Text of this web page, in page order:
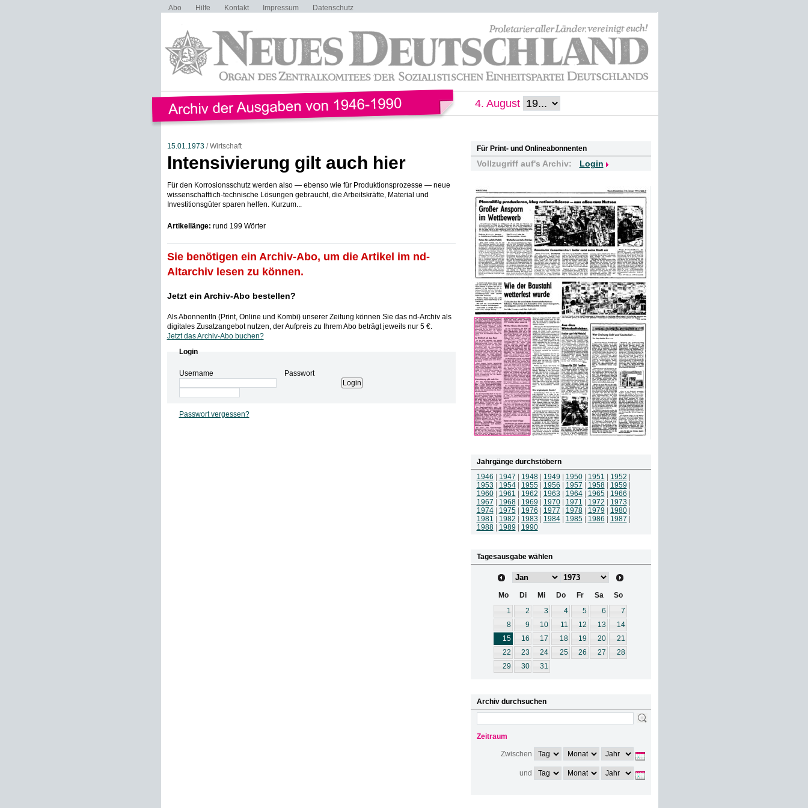
Abo Hilfe Kontakt Impressum Datenschutz
4. August
15.01.1973/ Wirtschaft
Intensivierung gilt auch hier
Für den Korrosionsschutz werden also — ebenso wie für Produktionsprozesse — neue
wissenschafttich-technische Lösungen gebraucht, die Arbeitskräfte, Material und
Investitionsgüter sparen helfen. Kurzum...
Artikellänge: rund 199 Wörter
Sie benötigen ein Archiv-Abo, um die Artikel im nd-
Altarchiv lesen zu können.
Jetzt ein Archiv-Abo bestellen?
Als AbonnentIn (Print, Online und Kombi) unserer Zeitung können Sie das nd-Archiv als
digitales Zusatzangebot nutzen, der Aufpreis zu Ihrem Abo beträgt jeweils nur 5 €.
Jetzt das Archiv-Abo buchen?
Login
Username Passwort
Passwort vergessen?
Für Print- und Onlineabonnenten
Vollzugriff auf's Archiv: Login
Jahrgänge durchstöbern
1946
1947 1948| 1949 1950| 1951 1952
1953
1954| 1955| 1956 1957 1958| 1959
1960| 1961 1962 1963 1964| 1965| 1966
1967
1968| 1969 1970| 1971 1972 1973
1974| 1975| 1976 1977 1978| 1979 1980|
1981
1982 1983 1984| 1985| 1986 1987
1988| 1989 1990
Tagesausgabe wählen
Mo Di Mi Do Fr Sa
So
1
2 3 4 5 6
7
8
9 10 11 12 13
14
15
16 17 18 19 20
21
22
23 24 25 26 27
28
29
30 31
Archiv durchsuchen
Zeitraum
Zwischen
und